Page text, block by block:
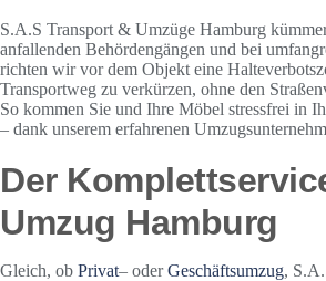
S.A.S Transport & Umzüge Hamburg
anfallenden Behördengängen und bei
richten wir vor dem Objekt eine
Transportweg zu verkürzen, ohne den
So kommen Sie und Ihre Möbel stressfrei in
– dank unserem erfahrenen
Der
Umzug Hamburg
Gleich, ob Privat– oderGeschäftsumzug,